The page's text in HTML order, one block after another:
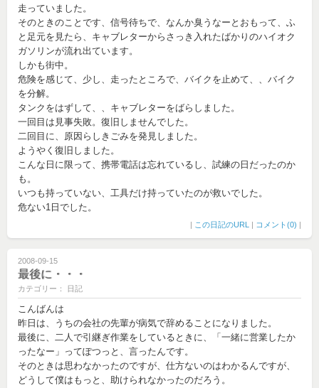
走っていました。
そのときのことです、信号待ちで、なんか臭うなーとおもって、ふ
と足元を見たら、キャブレターからさっき入れたばかりのハイオク
ガソリンが流れ出ています。
しかも街中。
危険を感じて、少し、走ったところで、バイクを止めて、、バイク
を分解。
タンクをはずして、、キャブレターをばらしました。
一回目は見事失敗。復旧しませんでした。
二回目に、原因らしきごみを発見しました。
ようやく復旧しました。
こんな日に限って、携帯電話は忘れているし、試練の日だったのか
も。
いつも持っていない、工具だけ持っていたのが救いでした。
危ない1日でした。
| この日記のURL | コメント(0) |
2008-09-15
最後に・・・
カテゴリー： 日記
こんばんは
昨日は、うちの会社の先輩が病気で辞めることになりました。
最後に、二人で引継ぎ作業をしているときに、「一緒に営業したか
ったなー」ってぽつっと、言ったんです。
そのときは思わなかったのですが、仕方ないのはわかるんですが、
どうして僕はもっと、助けられなかったのだろう。